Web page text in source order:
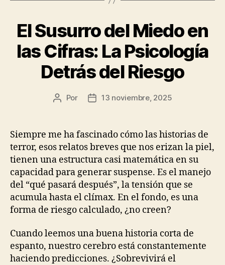
El Susurro del Miedo en
las Cifras: La Psicología
Detrás del Riesgo
Autor
publicación
Por
Fecha
publicación
13 noviembre, 2025
Siempre me ha fascinado cómo las historias de
terror, esos relatos breves que nos erizan la piel,
tienen una estructura casi matemática en su
capacidad para generar suspense. Es el manejo
del “qué pasará después”, la tensión que se
acumula hasta el clímax. En el fondo, es una
forma de riesgo calculado, ¿no creen?
Cuando leemos una buena historia corta de
espanto, nuestro cerebro está constantemente
haciendo predicciones. ¿Sobrevivirá el